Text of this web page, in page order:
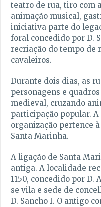
teatro de rua, tiro com
animação musical,
iniciativa parte do
foral concedido por D.
recriação do tempo de
cavaleiros.
Durante dois dias, as
personagens e
medieval, cruzando
participação popular.
organização pertence
Santa Marinha.
A ligação de Santa
antiga. A localidade
1150, concedido por D.
se vila e sede de
D. Sancho I. O antigo